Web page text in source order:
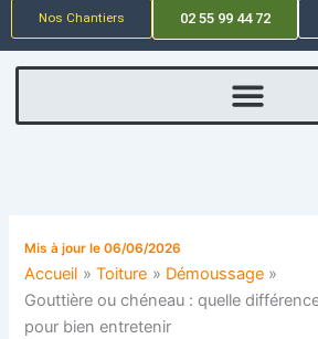
Nos Chantiers 02 55 99 44 72
Mis à jour le 06/06/2026
Accueil Toiture
Démoussage
Gouttière ou chéneau : quelle
pour bien entretenir